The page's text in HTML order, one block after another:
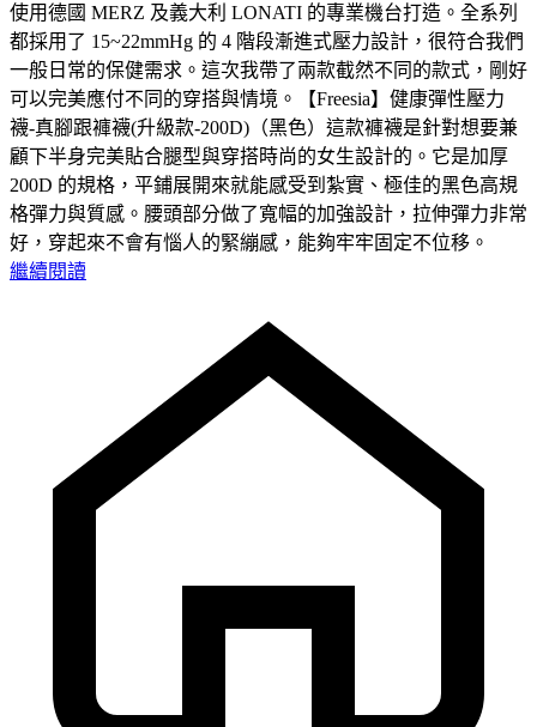
使用德國 MERZ 及義大利 LONATI 的專業機台打造。全系列
都採用了 15~22mmHg 的 4 階段漸進式壓力設計，很符合我們
一般日常的保健需求。這次我帶了兩款截然不同的款式，剛好
可以完美應付不同的穿搭與情境。【Freesia】健康彈性壓力
襪-真腳跟褲襪(升級款-200D)（黑色）這款褲襪是針對想要兼
顧下半身完美貼合腿型與穿搭時尚的女生設計的。它是加厚
200D 的規格，平鋪展開來就能感受到紮實、極佳的黑色高規
格彈力與質感。腰頭部分做了寬幅的加強設計，拉伸彈力非常
好，穿起來不會有惱人的緊繃感，能夠牢牢固定不位移。
繼續閱讀